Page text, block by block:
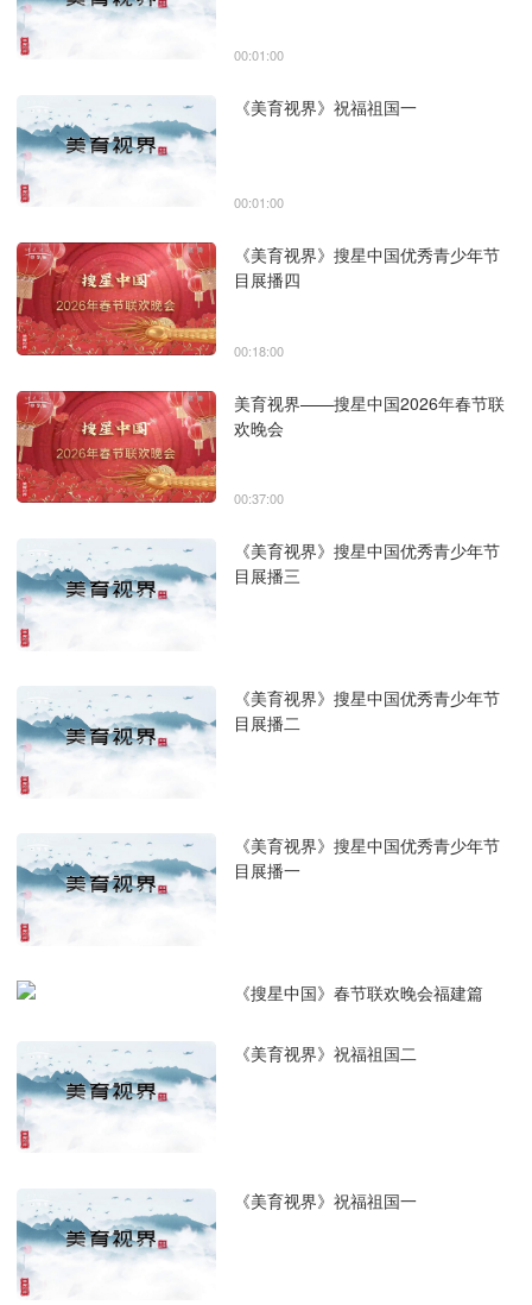
00:01:00
《美育视界》祝福祖国一
00:01:00
《美育视界》搜星中国优秀青少年节
目展播四
00:18:00
美育视界——搜星中国2026年春节联
欢晚会
00:37:00
《美育视界》搜星中国优秀青少年节
目展播三
《美育视界》搜星中国优秀青少年节
目展播二
《美育视界》搜星中国优秀青少年节
目展播一
《搜星中国》春节联欢晚会福建篇
《美育视界》祝福祖国二
《美育视界》祝福祖国一